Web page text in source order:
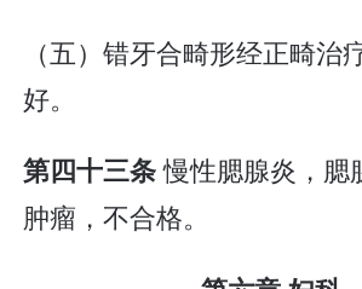
（五）错牙合畸形经正畸治
好。
第四十三条慢性腮腺炎，腮
肿瘤，不合格。